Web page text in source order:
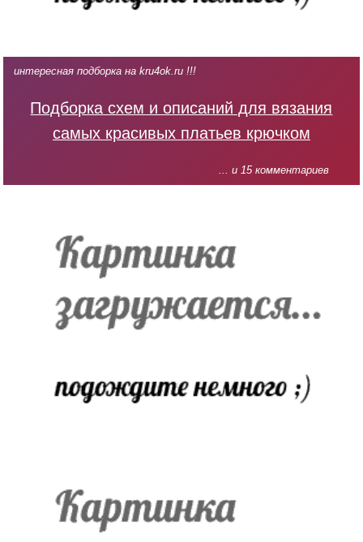
интересная подборка на kru4ok.ru !!!
Подборка схем и описаний для вязания
самых красивых платьев крючком
... и 15 комментариев